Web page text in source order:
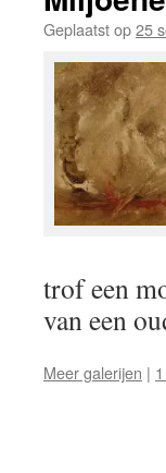
Geplaatst op25
trof een
van een
Meer galerijen |